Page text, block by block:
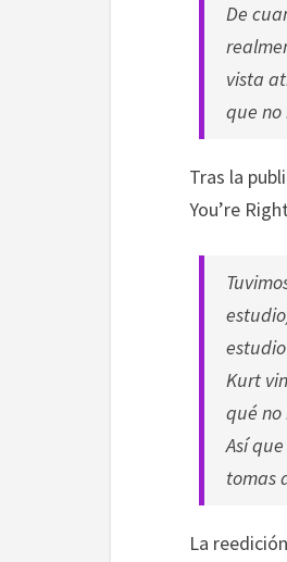
De
vista
que no
Tras la
You’re
Kurt
qué no
Así
tomas
La